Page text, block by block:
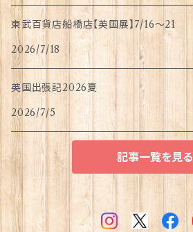
東武百貨店船橋店【英国展】7/16～21
2026/7/18
英国出張記2026夏
2026/7/5
記事一覧を見る